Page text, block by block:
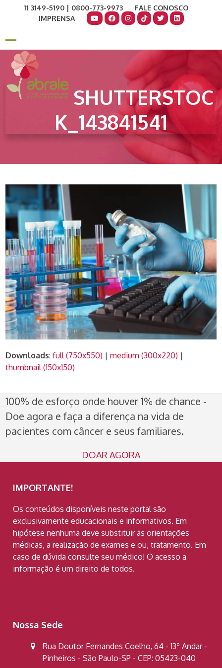
11 3149-5190 | 0800-773-9973
FALE CONOSCO
IMPRENSA
Open
mobile
menu
Close
mobile
menu
SHUTTERSTOC
K_143841541
Downloads:full (750x550) |medium (300x220) |
thumbnail (150x150)
100% de esforço onde houver 1% de chance -
Doe agora e faça a diferença na vida de
pacientes com câncer e seus familiares.
DOAR AGORA
IMPORTANTE!
Os conteúdos disponíveis neste portal são
exclusivamente educacionais e informativos. Em
hipótese nenhuma deve substituir as orientações
médicas, a realização de exames e ou, tratamento. Em
caso de dúvida consulte seu médico! O acesso a
informação é um direito de todos.
Nossa Sede
Rua Doutor Fernandes Coelho, 64 - 13º Andar -
Pinheiros - São Paulo-SP - CEP: 05423-040